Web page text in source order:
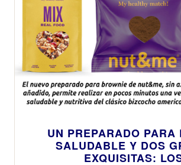
UN PREPARADO PARA
SALUDABLE Y DOS
EXQUISITAS: